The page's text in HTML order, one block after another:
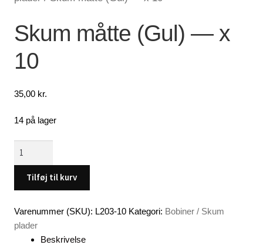
Min Konto
Skum måtte (Gul) — x
10
35,00 kr.
14 på lager
(Gul)
-
x
10
Tilføj til kurv
Varenummer (SKU): L203-10 Kategori: Bobiner / Skum
plader
Beskrivelse